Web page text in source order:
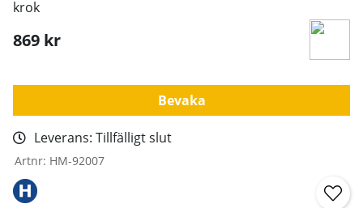
krok
869 kr
Bevaka
Leverans: Tillfälligt slut
Artnr: HM-92007